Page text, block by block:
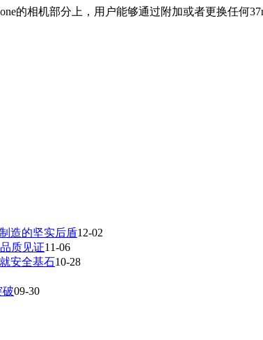
的相机部分上，用户能够通过附加或者更换任何
造的坚实后盾12-02
质见证11-06
安全基石10-28
破09-30